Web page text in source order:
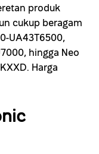
produk
cukup beragam
UA43T6500,
hingga Neo
Harga